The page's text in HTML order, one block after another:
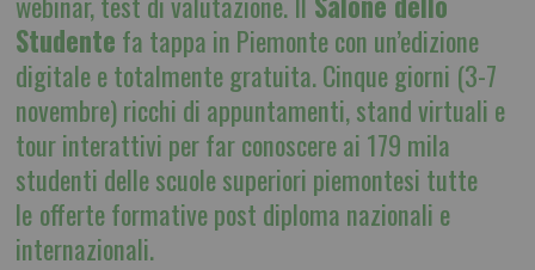
Studente fa tappa in Piemonte con un’edizione
digitale e totalmente gratuita. Cinque giorni (3-7
novembre) ricchi di appuntamenti, stand virtuali e
tour interattivi per far conoscere ai 179 mila
studenti delle scuole superiori piemontesi tutte
le offerte formative post diploma nazionali e
internazionali.